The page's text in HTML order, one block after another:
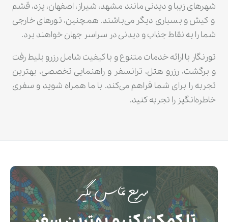
شهرهای زیبا و دیدنی مانند مشهد، شیراز، اصفهان، یزد، قشم
و کیش و بسیاری دیگر می‌باشند. همچنین، تورهای خارجی
شما را به نقاط جذاب و دیدنی در سراسر جهان خواهند برد.
تورنگار با ارائه خدمات متنوع و با کیفیت شامل رزرو بلیط رفت
و برگشت، رزرو هتل، ترانسفر و راهنمایی تخصصی، بهترین
تجربه را برای شما فراهم می‌کند. با ما همراه شوید و سفری
خاطره‌انگیز را تجربه کنید.
سریع تماس بگیر